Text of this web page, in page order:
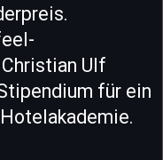
Ulf
für ein